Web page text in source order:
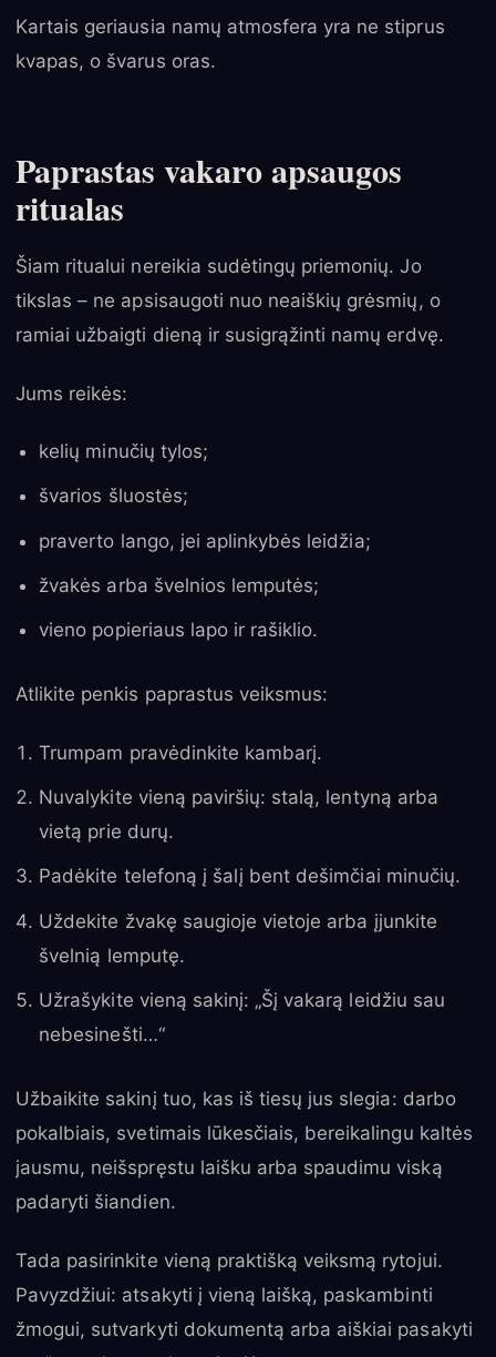
Kartais geriausia namų atmosfera yra ne stiprus
kvapas, o švarus oras.
Paprastas vakaro apsaugos
ritualas
Šiam ritualui nereikia sudėtingų priemonių. Jo
tikslas – ne apsisaugoti nuo neaiškių grėsmių, o
ramiai užbaigti dieną ir susigrąžinti namų erdvę.
Jums reikės:
kelių minučių tylos;
švarios šluostės;
praverto lango, jei aplinkybės leidžia;
žvakės arba švelnios lemputės;
vieno popieriaus lapo ir rašiklio.
Atlikite penkis paprastus veiksmus:
Trumpam pravėdinkite kambarį.
Nuvalykite vieną paviršių: stalą, lentyną arba
vietą prie durų.
Padėkite telefoną į šalį bent dešimčiai minučių.
Uždekite žvakę saugioje vietoje arba įjunkite
švelnią lemputę.
Užrašykite vieną sakinį: „Šį vakarą leidžiu sau
nebesinešti…“
Užbaikite sakinį tuo, kas iš tiesų jus slegia: darbo
pokalbiais, svetimais lūkesčiais, bereikalingu kaltės
jausmu, neišspręstu laišku arba spaudimu viską
padaryti šiandien.
Tada pasirinkite vieną praktišką veiksmą rytojui.
Pavyzdžiui: atsakyti į vieną laišką, paskambinti
žmogui, sutvarkyti dokumentą arba aiškiai pasakyti